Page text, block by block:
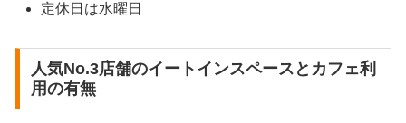
定休日は水曜日
人気No.3店舗のイートインスペースとカフェ利
用の有無